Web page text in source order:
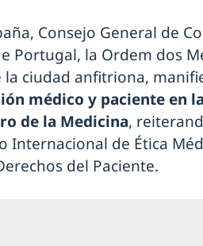
Consejo General de
Portugal, la Ordem dos
ciudad anfitriona,
médico y paciente en
de la Medicina,
Internacional de Ética
del Paciente.